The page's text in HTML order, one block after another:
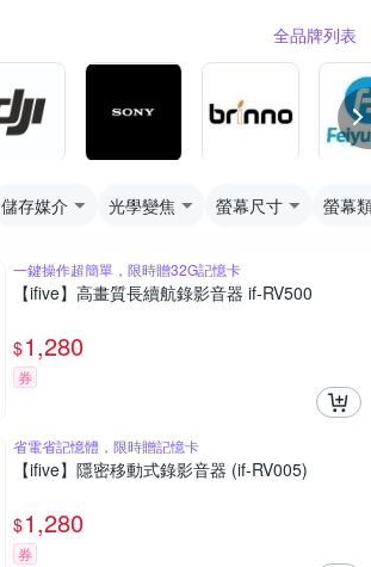
全品牌列表
儲存媒介 光學變焦 螢幕尺寸 螢幕
一鍵操作超簡單，限時贈32G記憶卡
【ifive】高畫質長續航錄影音器 if-RV500
$1,280
券
省電省記憶體，限時贈記憶卡
【ifive】隱密移動式錄影音器 (if-RV005)
$1,280
券